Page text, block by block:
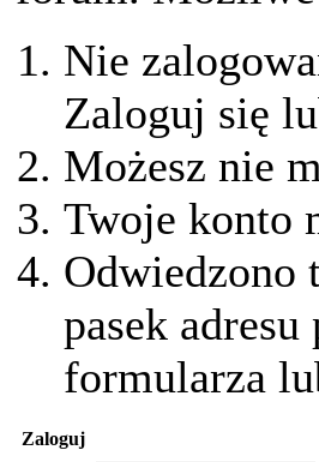
Nie
Zaloguj się
Możesz nie
Twoje konto
Odwiedzono
pasek
formularza
Zaloguj